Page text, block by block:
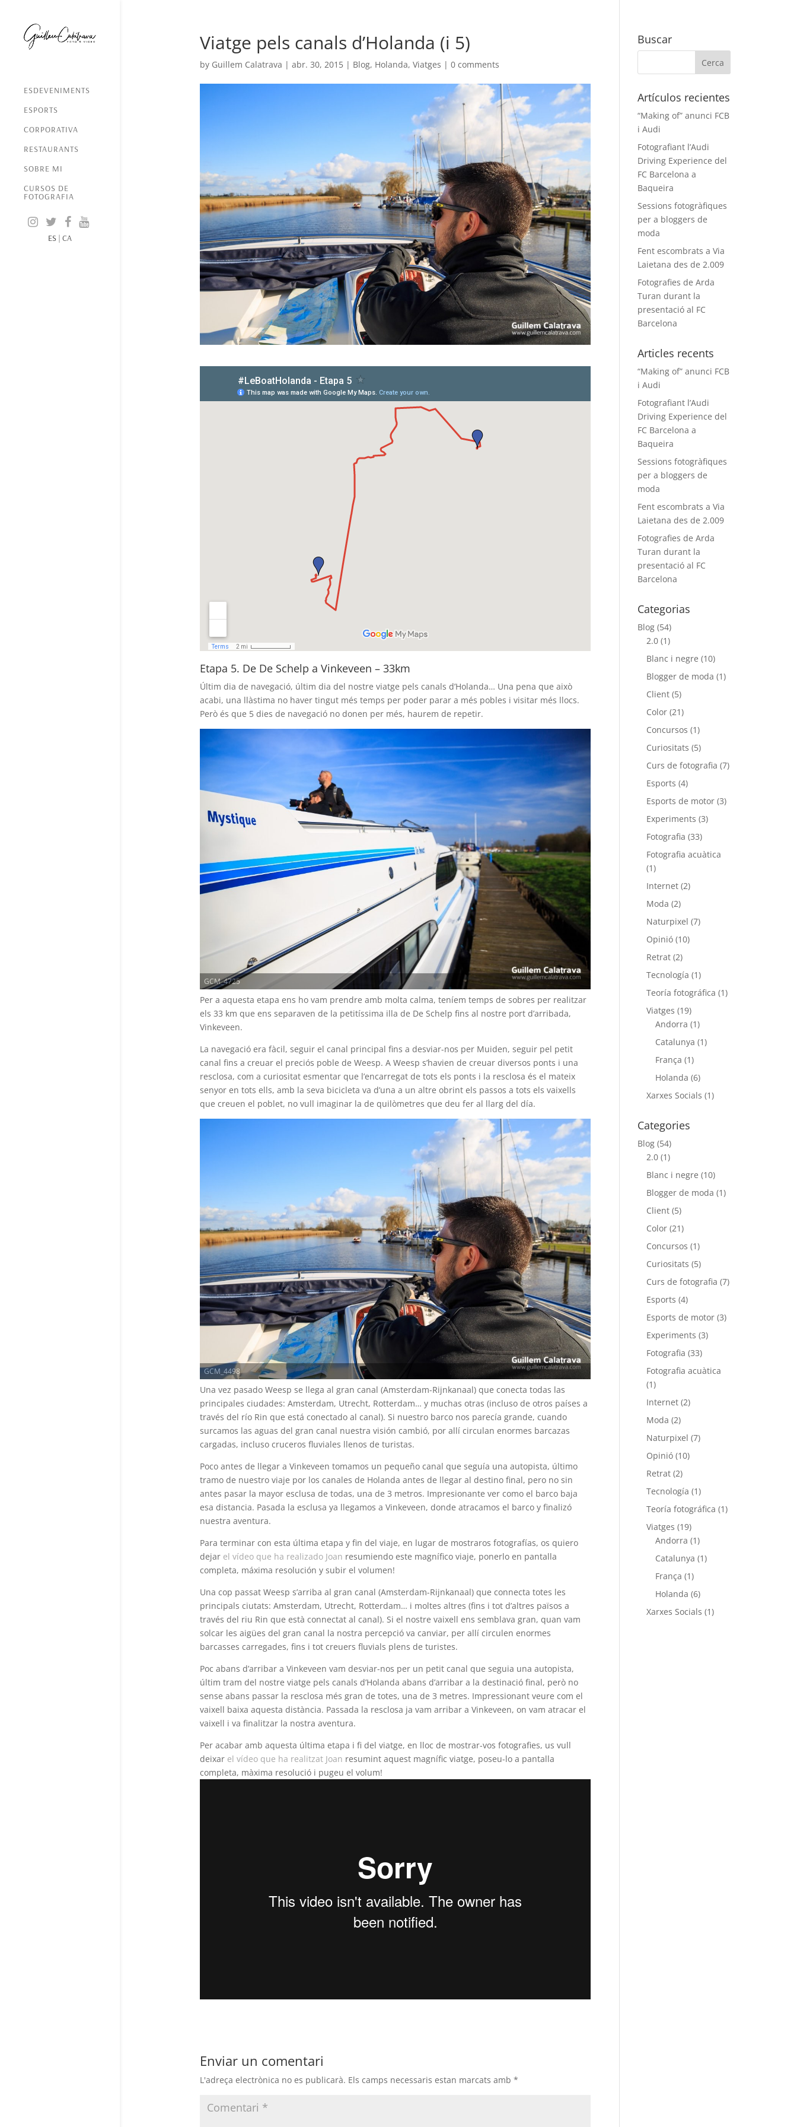
ESDEVENIMENTS
ESPORTS
CORPORATIVA
RESTAURANTS
SOBRE MI
CURSOS DE
FOTOGRAFIA
ES| CA
Viatge pels canals d’Holanda (i 5)
by Guillem Calatrava | abr. 30, 2015| Blog, Holanda, Viatges | 0 comments
Etapa 5. De De Schelp a Vinkeveen – 33km
Últim dia de navegació, últim dia del nostre viatge pels canals d’Holanda… Una pena que això
acabi, una llàstima no haver tingut més temps per poder parar a més pobles i visitar més llocs.
Però és que 5 dies de navegació no donen per més, haurem de repetir.
GCM_4725
Per a aquesta etapa ens ho vam prendre amb molta calma, teníem temps de sobres per realitzar
els 33 km que ens separaven de la petitíssima illa de De Schelp fins al nostre port d’arribada,
Vinkeveen.
La navegació era fàcil, seguir el canal principal fins a desviar-nos per Muiden, seguir pel petit
canal fins a creuar el preciós poble de Weesp. A Weesp s’havien de creuar diversos ponts i una
resclosa, com a curiositat esmentar que l’encarregat de tots els ponts i la resclosa és el mateix
senyor en tots ells, amb la seva bicicleta va d’una a un altre obrint els passos a tots els vaixells
que creuen el poblet, no vull imaginar la de quilòmetres que deu fer al llarg del día.
GCM_4498
Una vez pasado Weesp se llega al gran canal (Amsterdam-Rijnkanaal) que conecta todas las
principales ciudades: Amsterdam, Utrecht, Rotterdam… y muchas otras (incluso de otros países a
través del río Rin que está conectado al canal). Si nuestro barco nos parecía grande, cuando
surcamos las aguas del gran canal nuestra visión cambió, por allí circulan enormes barcazas
cargadas, incluso cruceros fluviales llenos de turistas.
Poco antes de llegar a Vinkeveen tomamos un pequeño canal que seguía una autopista, último
tramo de nuestro viaje por los canales de Holanda antes de llegar al destino final, pero no sin
antes pasar la mayor esclusa de todas, una de 3 metros. Impresionante ver como el barco baja
esa distancia. Pasada la esclusa ya llegamos a Vinkeveen, donde atracamos el barco y finalizó
nuestra aventura.
Para terminar con esta última etapa y fin del viaje, en lugar de mostraros fotografías, os quiero
dejar el vídeo que ha realizado Joan resumiendo este magnífico viaje, ponerlo en pantalla
completa, máxima resolución y subir el volumen!
Una cop passat Weesp s’arriba al gran canal (Amsterdam-Rijnkanaal) que connecta totes les
principals ciutats: Amsterdam, Utrecht, Rotterdam… i moltes altres (fins i tot d’altres països a
través del riu Rin que està connectat al canal). Si el nostre vaixell ens semblava gran, quan vam
solcar les aigües del gran canal la nostra percepció va canviar, per allí circulen enormes
barcasses carregades, fins i tot creuers fluvials plens de turistes.
Poc abans d’arribar a Vinkeveen vam desviar-nos per un petit canal que seguia una autopista,
últim tram del nostre viatge pels canals d’Holanda abans d’arribar a la destinació final, però no
sense abans passar la resclosa més gran de totes, una de 3 metres. Impressionant veure com el
vaixell baixa aquesta distància. Passada la resclosa ja vam arribar a Vinkeveen, on vam atracar el
vaixell i va finalitzar la nostra aventura.
Per acabar amb aquesta última etapa i fi del viatge, en lloc de mostrar-vos fotografies, us vull
deixar el vídeo que ha realitzat Joan resumint aquest magnífic viatge, poseu-lo a pantalla
completa, màxima resolució i pugeu el volum!
Enviar un comentari
L'adreça electrònica no es publicarà. Els camps necessaris estan marcats amb *
Buscar
Artículos recientes
“Making of” anunci FCB
i Audi
Fotografiant l’Audi
Driving Experience del
FC Barcelona a
Baqueira
Sessions fotogràfiques
per a bloggers de
moda
Fent escombrats a Via
Laietana des de 2.009
Fotografies de Arda
Turan durant la
presentació al FC
Barcelona
Articles recents
“Making of” anunci FCB
i Audi
Fotografiant l’Audi
Driving Experience del
FC Barcelona a
Baqueira
Sessions fotogràfiques
per a bloggers de
moda
Fent escombrats a Via
Laietana des de 2.009
Fotografies de Arda
Turan durant la
presentació al FC
Barcelona
Categorias
Blog (54)
2.0 (1)
Blanc i negre (10)
Blogger de moda (1)
Client (5)
Color (21)
Concursos (1)
Curiositats (5)
Curs de fotografia (7)
Esports (4)
Esports de motor (3)
Experiments (3)
Fotografia (33)
Fotografia acuàtica
(1)
Internet (2)
Moda (2)
Naturpixel (7)
Opinió (10)
Retrat (2)
Tecnología (1)
Teoría fotográfica (1)
Viatges (19)
Andorra (1)
Catalunya (1)
França (1)
Holanda (6)
Xarxes Socials (1)
Categories
Blog (54)
2.0 (1)
Blanc i negre (10)
Blogger de moda (1)
Client (5)
Color (21)
Concursos (1)
Curiositats (5)
Curs de fotografia (7)
Esports (4)
Esports de motor (3)
Experiments (3)
Fotografia (33)
Fotografia acuàtica
(1)
Internet (2)
Moda (2)
Naturpixel (7)
Opinió (10)
Retrat (2)
Tecnología (1)
Teoría fotográfica (1)
Viatges (19)
Andorra (1)
Catalunya (1)
França (1)
Holanda (6)
Xarxes Socials (1)